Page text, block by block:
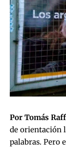
Por Tomás
de orientación
palabras. Pero